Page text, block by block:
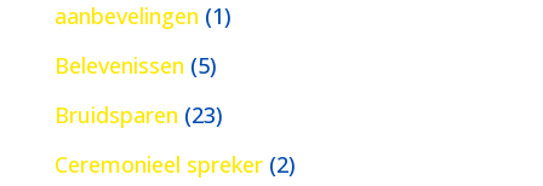
aanbevelingen (1)
Belevenissen (5)
Bruidsparen (23)
Ceremonieel spreker(2)